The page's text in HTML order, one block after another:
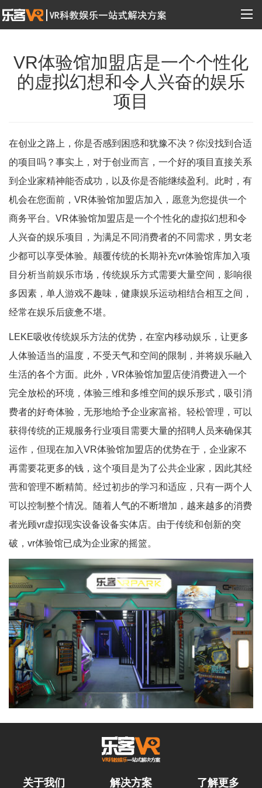
VR体验馆加盟店是一个个性化
的虚拟幻想和令人兴奋的娱乐
项目
在创业之路上，你是否感到困惑和犹豫不决？你没找到合适
的项目吗？事实上，对于创业而言，一个好的项目直接关系
到企业家精神能否成功，以及你是否能继续盈利。此时，有
机会在您面前，VR体验馆加盟店加入，愿意为您提供一个
商务平台。VR体验馆加盟店是一个个性化的虚拟幻想和令
人兴奋的娱乐项目，为满足不同消费者的不同需求，男女老
少都可以享受体验。颠覆传统的长期补充vr体验馆库加入项
目分析当前娱乐市场，传统娱乐方式需要大量空间，影响很
多因素，单人游戏不趣味，健康娱乐运动相结合相互之间，
经常在娱乐后疲惫不堪。
LEKE吸收传统娱乐方法的优势，在室内移动娱乐，让更多
人体验适当的温度，不受天气和空间的限制，并将娱乐融入
生活的各个方面。此外，VR体验馆加盟店使消费进入一个
完全放松的环境，体验三维和多维空间的娱乐形式，吸引消
费者的好奇体验，无形地给予企业家富裕。轻松管理，可以
获得传统的正规服务行业项目需要大量的招聘人员来确保其
运作，但现在加入VR体验馆加盟店的优势在于，企业家不
再需要花更多的钱，这个项目是为了公共企业家，因此其经
营和管理不断精简。经过初步的学习和适应，只有一两个人
可以控制整个情况。随着人气的不断增加，越来越多的消费
者光顾vr虚拟现实设备设备实体店。由于传统和创新的突
破，vr体验馆已成为企业家的摇篮。
关于我们 解决方案 了解更多